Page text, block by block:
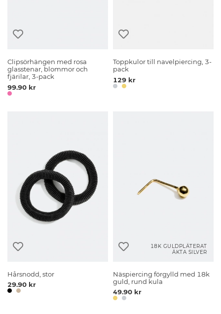
Clipsörhängen med rosa
glasstenar, blommor och
fjärilar, 3-pack
99.90 kr
Toppkulor till navelpiercing, 3-
pack
129 kr
Hårsnodd, stor
29.90 kr
18K GULDPLÄTERAT
ÄKTA SILVER
Näspiercing förgylld med 18k
guld, rund kula
49.90 kr